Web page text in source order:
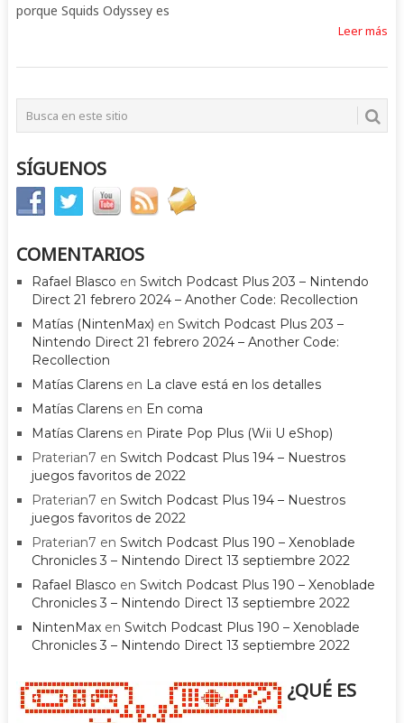
porque Squids Odyssey es
Leer más
SÍGUENOS
COMENTARIOS
Rafael Blasco en Switch Podcast Plus 203 – Nintendo
Direct 21 febrero 2024 – Another Code: Recollection
Matías (NintenMax) en Switch Podcast Plus 203 –
Nintendo Direct 21 febrero 2024 – Another Code:
Recollection
Matías Clarensen La clave está en los detalles
Matías Clarensen En coma
Matías Clarensen Pirate Pop Plus (Wii U eShop)
Praterian7 en Switch Podcast Plus 194 – Nuestros
juegos favoritos de 2022
Praterian7 en Switch Podcast Plus 194 – Nuestros
juegos favoritos de 2022
Praterian7 en Switch Podcast Plus 190 – Xenoblade
Chronicles 3 – Nintendo Direct 13 septiembre 2022
Rafael Blasco en Switch Podcast Plus 190 – Xenoblade
Chronicles 3 – Nintendo Direct 13 septiembre 2022
NintenMaxen Switch Podcast Plus 190 – Xenoblade
Chronicles 3 – Nintendo Direct 13 septiembre 2022
¿QUÉ ES